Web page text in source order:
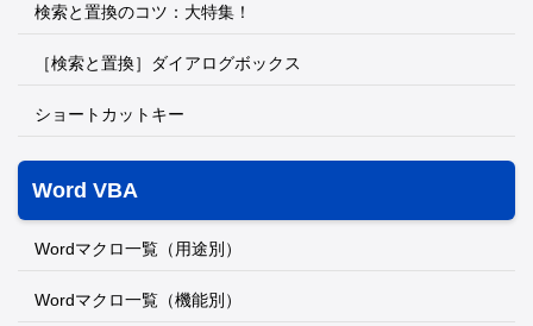
検索と置換のコツ：大特集！
［検索と置換］ダイアログボックス
ショートカットキー
Word VBA
Wordマクロ一覧（用途別）
Wordマクロ一覧（機能別）